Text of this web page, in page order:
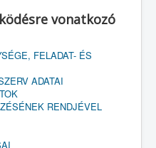
vonatkozó
FELADAT- ÉS
ADATAI
RENDJÉVEL